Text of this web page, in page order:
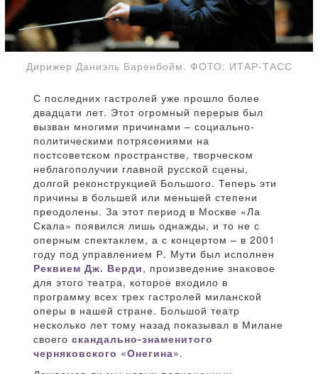
Дирижер Даниэль Баренбойм. ФОТО: ИТАР-ТАСС
С последних гастролей уже прошло более
двадцати лет. Этот огромный перерыв был
вызван многими причинами – социально-
политическими потрясениями на
постсоветском пространстве, творческом
неблагополучии главной русской сцены,
долгой реконструкцией Большого. Теперь эти
причины в большей или меньшей степени
преодолены. За этот период в Москве «Ла
Скала» появился лишь однажды, и то не с
оперным спектаклем, а с концертом – в 2001
году под управлением Р. Мути был исполнен
Реквием Дж. Верди, произведение знаковое
для этого театра, которое входило в
программу всех трех гастролей миланской
оперы в нашей стране. Большой театр
несколько лет тому назад показывал в Милане
своего скандально-знаменитого
черняковского «Онегина».